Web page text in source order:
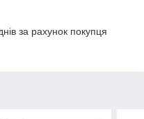
за рахунок покупця